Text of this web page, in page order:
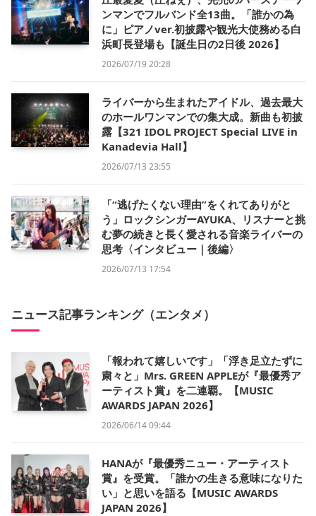
ンマンでフルバンド全13曲。「誰かの為
に」ピアノver.初披露や観光大使務める白
浜町長登場も【誕生日の2日後 2026】
2026/07/19 20:28
ライバーから生まれたアイドル、過去最大
のホールワンマンでの集大成。新曲も初披
露【321 IDOL PROJECT Special LIVE in
Kanadevia Hall】
2026/07/13 23:55
「“逃げたくない理由”をくれてありがと
う」ロックシンガーAYUKA、リスナーと挑
む夢の続きと長く愛される音楽ライバーの
思考〈インタビュー｜後編〉
2026/07/13 17:54
ニュース記事ランキング（エンタメ）
「報われて嬉しいです」「浮き足立たずに
粛々と」Mrs. GREEN APPLEが『最優秀ア
ーティスト賞』を二連覇。【MUSIC
AWARDS JAPAN 2026】
2026/06/14 09:44
HANAが『最優秀ニュー・アーティスト
賞』を受賞。「誰かの生きる意味になりた
い」と思いを語る【MUSIC AWARDS
JAPAN 2026】